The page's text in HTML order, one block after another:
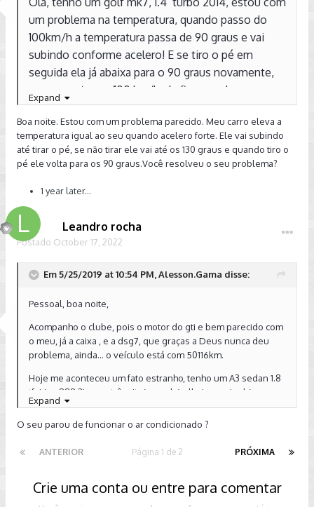
um problema na temperatura, quando passo do
100km/h a temperatura passa de 90 graus e vai
subindo conforme acelero! E se tiro o pé em
seguida ela já abaixa para o 90 graus novamente,
se eu manter no 100 km/h ela fica parada no
90graus, já passamos raster, fizemos teste com
aparelhos de temperatura nas mangueiras e tudo
normal, e a água não abaixa e está circulando
Normal, por favor se alguém puder ajudar agradeço
Expand
Boa noite. Estou com um problema parecido. Meu carro eleva a
temperatura igual ao seu quando acelero forte. Ele vai subindo
até tirar o pé, se não tirar ele vai até os 130 graus e quando tiro o
pé ele volta para os 90 graus.Você resolveu o seu problema?
1 year later...
Leandro rocha
Postado October 17, 2022
Em 5/25/2019 at 10:54 PM, Alesson.Gama disse:
Pessoal, boa noite,
Acompanho o clube, pois o motor do gti e bem parecido com
o meu, já a caixa , e a dsg7, que graças a Deus nunca deu
problema, ainda... o veículo está com 50116km.
Hoje me aconteceu um fato estranho, tenho um A3 sedan 1.8
tfsi ( ea888.3), e no trânsito(pesado) olhei no painel (por
costume) e a temperatura estava perto dos 130C, porém não
tinha nenhuma advertência no painel, fiquei meio cabreiro, aí
nunca aconteceu. O fluido de radiador está no nível normal,
a temp. Chegou a uns 120C.
Expand
O seu parou de funcionar o ar condicionado ?
ANTERIOR PRÓXIMA
Página 1 de 2
Crie uma conta ou entre para comentar